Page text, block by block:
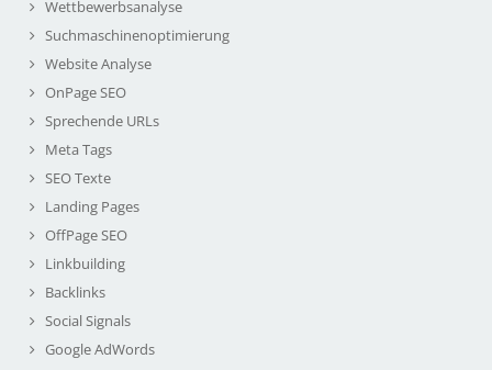
Wettbewerbsanalyse
Suchmaschinenoptimierung
Website Analyse
OnPage SEO
Sprechende URLs
Meta Tags
SEO Texte
Landing Pages
OffPage SEO
Linkbuilding
Backlinks
Social Signals
Google AdWords